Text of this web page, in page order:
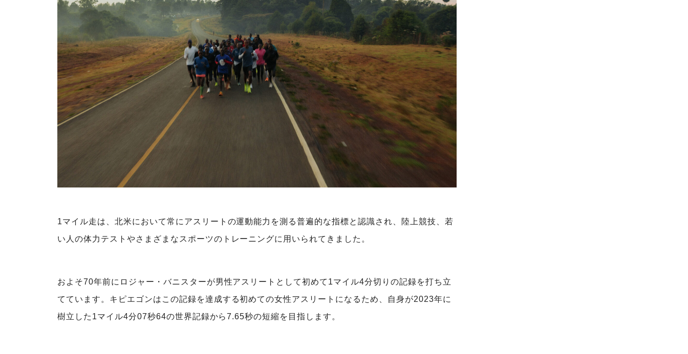
1マイル走は、北米において常にアスリートの運動能力を測る普遍的な指標と認識され、陸上競技、若
い人の体力テストやさまざまなスポーツのトレーニングに用いられてきました。
およそ70年前にロジャー・バニスターが男性アスリートとして初めて1マイル4分切りの記録を打ち立
てています。キピエゴンはこの記録を達成する初めての女性アスリートになるため、自身が2023年に
樹立した1マイル4分07秒64の世界記録から7.65秒の短縮を目指します。